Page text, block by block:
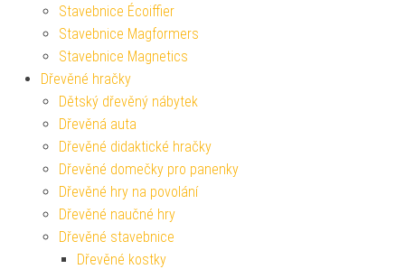
Stavebnice Écoiffier
Stavebnice Magformers
Stavebnice Magnetics
Dřevěné hračky
Dětský dřevěný nábytek
Dřevěná auta
Dřevěné didaktické hračky
Dřevěné domečky pro panenky
Dřevěné hry na povolání
Dřevěné naučné hry
Dřevěné stavebnice
Dřevěné kostky